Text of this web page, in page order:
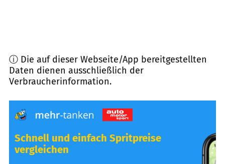
ⓘ Die auf dieser Webseite/App bereitgestellten
Daten dienen ausschließlich der
Verbraucherinformation.
Schnell und einfach Spritpreise
vergleichen